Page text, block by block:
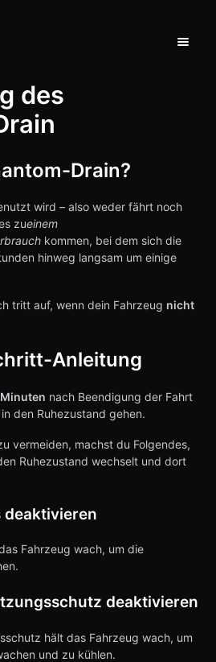
Home
Kontakt
des
Drain?
wird – also weder fährt noch
zueinem
kommen, bei dem sich die
hinweg langsam um einige
tritt auf, wenn dein Fahrzeug nicht
Anleitung
nach Beendigung der Fahrt
den Ruhezustand gehen.
vermeiden, machst du Folgendes,
Ruhezustand wechselt und dort
deaktivieren
Fahrzeug wach, um die
deaktivieren
hält das Fahrzeug wach, um
und zu kühlen.